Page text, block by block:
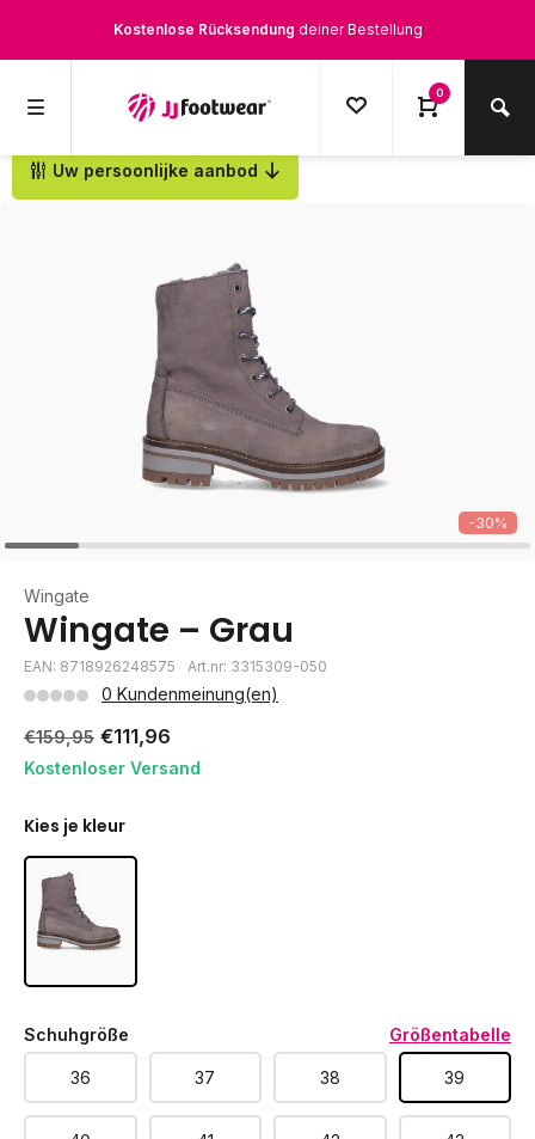
Kostenlose Rücksendung deiner Bestellung
0
Uw persoonlijke aanbod
Zurück
-30%
Wingate
Wingate – Grau
EAN: 8718926248575 Art.nr: 3315309-050
0 Kundenmeinung(en)
€159,95 €111,96
Kostenloser Versand
Kies je kleur
Schuhgröße Größentabelle
36 37 38 39